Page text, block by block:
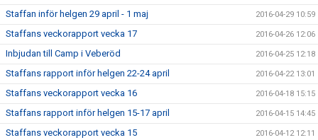
Staffan inför helgen 29 april - 1 maj 2016-04-29 10:59
Staffans veckorapport vecka 17 2016-04-26 12:06
Inbjudan till Camp i Veberöd 2016-04-25 12:18
Staffans rapport inför helgen 22-24 april 2016-04-22 13:01
Staffans veckorapport vecka 16 2016-04-18 15:15
Staffans rapport inför helgen 15-17 april 2016-04-15 14:45
Staffans veckorapport vecka 15 2016-04-12 12:11